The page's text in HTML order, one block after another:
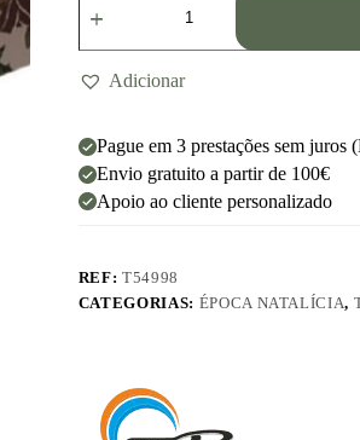
Adicionar
Pague em 3 prestações sem juros
Envio gratuito a partir de 100€
Apoio ao cliente personalizado
REF:T54998
CATEGORIAS: ÉPOCA NATALÍCIA,